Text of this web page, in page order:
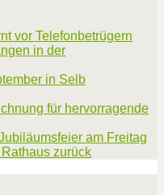
vor Telefonbetrügern
in der
in Selb
für hervorragende
am Freitag
zurück